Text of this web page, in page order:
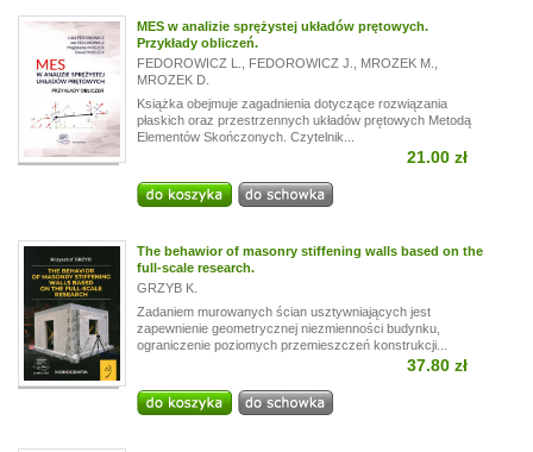
MES w analizie sprężystej układów prętowych.
Przykłady obliczeń.
FEDOROWICZ L.
FEDOROWICZ J. MROZEK M.
MROZEK D.
Książka obejmuje zagadnienia dotyczące rozwiązania
płaskich oraz przestrzennych układów prętowych Metodą
Elementów Skończonych. Czytelnik...
21.00 zł
The behawior of masonry stiffening walls based on the
full-scale research.
GRZYB K.
Zadaniem murowanych ścian usztywniających jest
zapewnienie geometrycznej niezmienności budynku,
ograniczenie poziomych przemieszczeń konstrukcji...
37.80 zł